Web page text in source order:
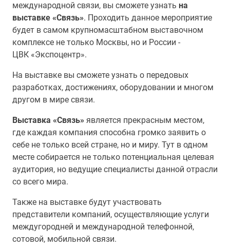
международной связи, вы сможете узнать на
выставке «Связь». Проходить данное мероприятие
будет в самом крупномасштабном выставочном
комплексе не только Москвы, но и России -
ЦВК «Экспоцентр».
На выставке вы сможете узнать о передовых
разработках, достижениях, оборудовании и многом
другом в мире связи.
Выставка «Связь» является прекрасным местом,
где каждая компания способна громко заявить о
себе не только всей стране, но и миру. Тут в одном
месте собирается не только потенциальная целевая
аудитория, но ведущие специалисты данной отрасли
со всего мира.
Также на выставке будут участвовать
представители компаний, осуществляющие услуги
междугородней и международной телефонной,
сотовой, мобильной связи.